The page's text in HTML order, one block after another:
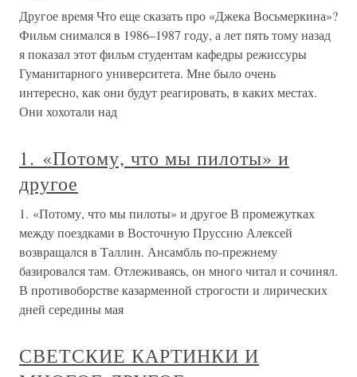
Другое время Что еще сказать про «Джека Восьмеркина»?
Фильм снимался в 1986–1987 году, а лет пять тому назад
я показал этот фильм студентам кафедры режиссуры
Гуманитарного университета. Мне было очень
интересно, как они будут реагировать, в каких местах.
Они хохотали над
1. «Потому, что мы пилоты» и
другое
1. «Потому, что мы пилоты» и другое В промежутках
между поездками в Восточную Пруссию Алексей
возвращался в Таллин. Ансамбль по-прежнему
базировался там. Отлеживаясь, он много читал и сочинял.
В противоборстве казарменной строгости и лирических
дней середины мая
СВЕТСКИЕ КАРТИНКИ И